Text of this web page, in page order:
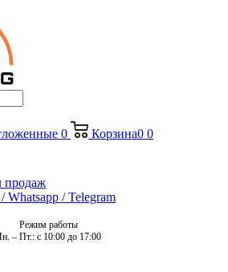
0 Корзина0 0
продаж
Whatsapp / Telegram
Режим работы
– Пт.: с 10:00 до 17:00